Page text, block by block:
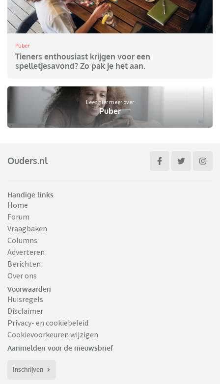
Puber
Tieners enthousiast krijgen voor een
spelletjesavond? Zo pak je het aan.
Lees hier meer over
Puber
Ouders.nl
Handige links
Home
Forum
Vraagbaken
Columns
Adverteren
Berichten
Over ons
Voorwaarden
Huisregels
Disclaimer
Privacy- en cookiebeleid
Cookievoorkeuren wijzigen
Aanmelden voor de nieuwsbrief
Inschrijven